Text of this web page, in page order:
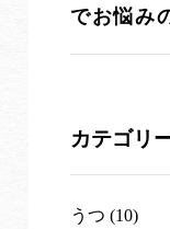
でお悩み
カテゴリ
うつ (10)